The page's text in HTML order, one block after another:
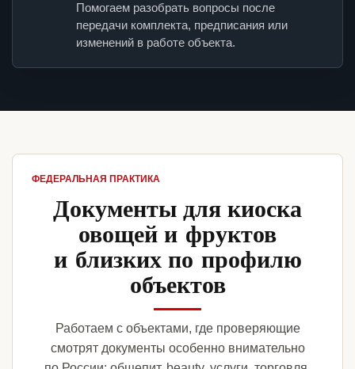
Помогаем разобрать вопросы после
передачи комплекта, предписания или
изменений в работе объекта.
ФЕДЕРАЛЬНАЯ ПРАКТИКА
Документы для киоска
овощей и фруктов
и близких по профилю
объектов
Работаем с объектами, где проверяющие
смотрят документы особенно внимательно